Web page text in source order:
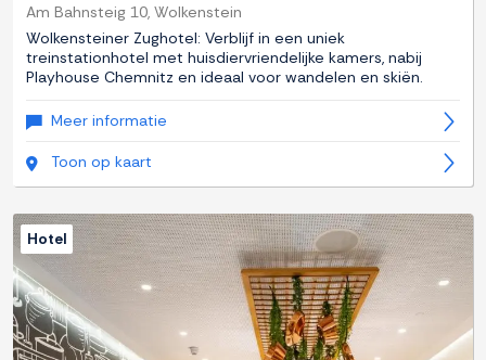
Am Bahnsteig 10, Wolkenstein
Wolkensteiner Zughotel: Verblijf in een uniek
treinstationhotel met huisdiervriendelijke kamers, nabij
Playhouse Chemnitz en ideaal voor wandelen en skiën.
Meer informatie
Toon op kaart
Hotel